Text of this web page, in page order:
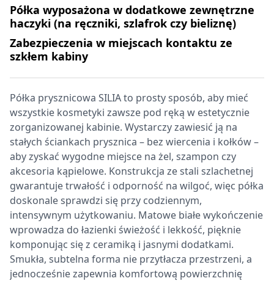
Półka wyposażona w dodatkowe zewnętrzne
haczyki (na ręczniki, szlafrok czy bieliznę)
Zabezpieczenia w miejscach kontaktu ze
szkłem kabiny
Półka prysznicowa SILIA to prosty sposób, aby mieć
wszystkie kosmetyki zawsze pod ręką w estetycznie
zorganizowanej kabinie. Wystarczy zawiesić ją na
stałych ściankach prysznica – bez wiercenia i kołków –
aby zyskać wygodne miejsce na żel, szampon czy
akcesoria kąpielowe. Konstrukcja ze stali szlachetnej
gwarantuje trwałość i odporność na wilgoć, więc półka
doskonale sprawdzi się przy codziennym,
intensywnym użytkowaniu. Matowe białe wykończenie
wprowadza do łazienki świeżość i lekkość, pięknie
komponując się z ceramiką i jasnymi dodatkami.
Smukła, subtelna forma nie przytłacza przestrzeni, a
jednocześnie zapewnia komfortową powierzchnię